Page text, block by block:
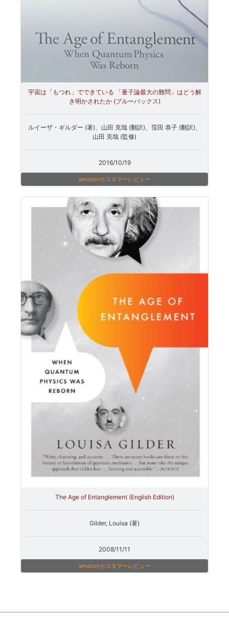
宇宙は「もつれ」でできている 「量子論最大の難問」はどう解
き明かされたか (ブルーバックス)
ルイーザ・ギルダー (著)、山田 克哉 (翻訳)、窪田 恭子 (翻訳)、
山田 克哉 (監修)
2016/10/19
amazonカスタマーレビュー
The Age of Entanglement (English Edition)
Gilder, Louisa (著)
2008/11/11
amazonカスタマーレビュー